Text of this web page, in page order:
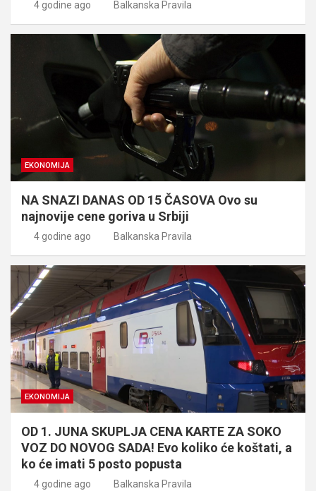
4 godine ago Balkanska Pravila
EKONOMIJA
NA SNAZI DANAS OD 15 ČASOVA Ovo su
najnovije cene goriva u Srbiji
4 godine ago Balkanska Pravila
EKONOMIJA
OD 1. JUNA SKUPLJA CENA KARTE ZA SOKO
VOZ DO NOVOG SADA! Evo koliko će koštati, a
ko će imati 5 posto popusta
4 godine ago Balkanska Pravila